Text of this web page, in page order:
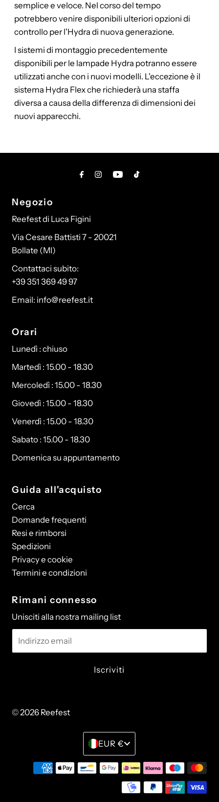
semplice e veloce. Nel corso del tempo
potrebbero venire disponibili ulteriori opzioni di
controllo per l'Hydra di nuova generazione.
I sistemi di montaggio precedentemente
disponibili per le lampade Hydra potranno essere
utilizzati anche con i nuovi modelli. L'eccezione è il
sistema Hydra Flex che richiederà una staffa
diversa a causa della differenza di dimensioni dei
nuovi apparecchi.
Negozio
Reefest di Luca Figini
Via Cesare Battisti 7 - 20021
Bollate (MI)
Contattaci subito:
+39 351 369 49 97
Email: info@reefest.it
Orari
Lunedì : chiuso
Martedì : 15.00 - 18.30
Mercoledì : 15.00 - 18.30
Giovedì : 15.00 - 18.30
Venerdì : 15.00 - 18.30
Sabato : 15.00 - 18.30
Domenica su appuntamento
Guida all'acquisto
Cerca
Domande frequenti
Resi e rimborsi
Spedizioni
Privacy e cookie
Termini e condizioni
Rimani connesso
Unisciti alla nostra mailing list
© 2026 Reefest
Monetay
EUR €